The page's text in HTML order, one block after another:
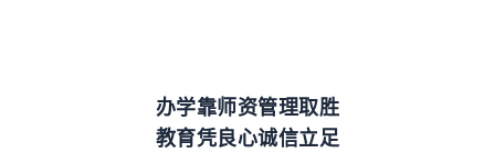
办学靠师资管理取胜
教育凭良心诚信立足